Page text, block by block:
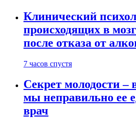
Клинический
происходящих в
после отказа от
7 часов спустя
Секрет молодости
мы неправильно ее
врач